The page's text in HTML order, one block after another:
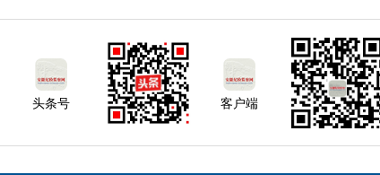
头条号 客户端